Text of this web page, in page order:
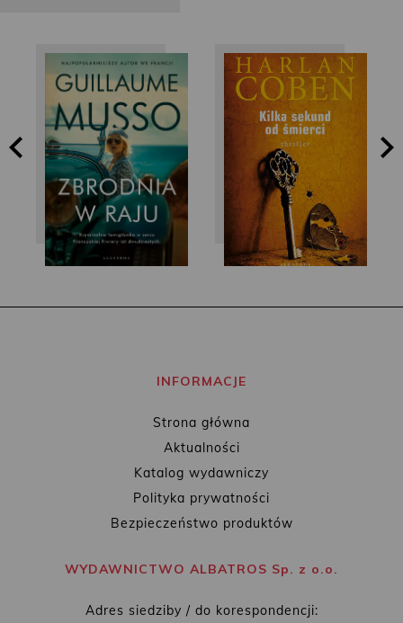
Guillaume Musso Harlan Coben
INFORMACJE
Strona główna
Aktualności
Katalog wydawniczy
Polityka prywatności
Bezpieczeństwo produktów
WYDAWNICTWO ALBATROS Sp. z o.o.
Adres siedziby / do korespondencji: